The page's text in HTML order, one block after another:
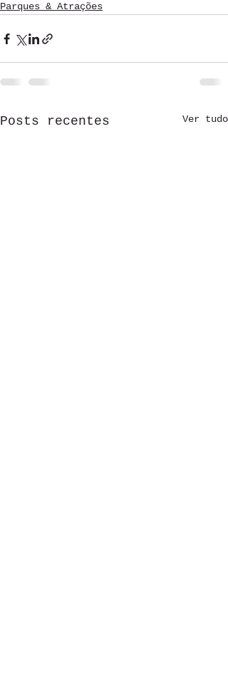
Parques & Atrações
Posts recentes Ver tudo